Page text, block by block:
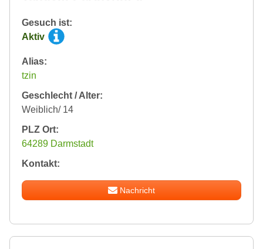
Gesuch ist:
Aktiv
Alias:
tzin
Geschlecht / Alter:
Weiblich/ 14
PLZ Ort:
64289 Darmstadt
Kontakt:
Nachricht